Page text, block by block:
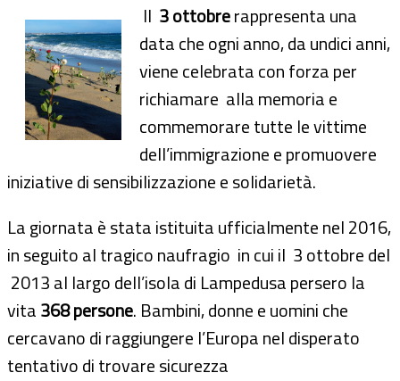
Il 3 ottobrerappresenta una
data che ogni anno, da undici anni,
viene celebrata con forza per
richiamare alla memoria e
commemorare tutte le vittime
dell’immigrazione e promuovere
iniziative di sensibilizzazione e solidarietà.
La giornata è stata istituita ufficialmente nel 2016,
in seguito al tragico naufragio in cui il 3 ottobre del
2013 al largo dell’isola di Lampedusa persero la
vita368 persone. Bambini, donne e uomini che
cercavano di raggiungere l’Europa nel disperato
tentativo di trovare sicurezza